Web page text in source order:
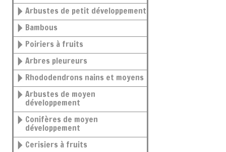
Arbustes de petit développement
Bambous
Poiriers à fruits
Arbres pleureurs
Rhododendrons nains et moyens
Arbustes de moyen
développement
Conifères de moyen
développement
Cerisiers à fruits